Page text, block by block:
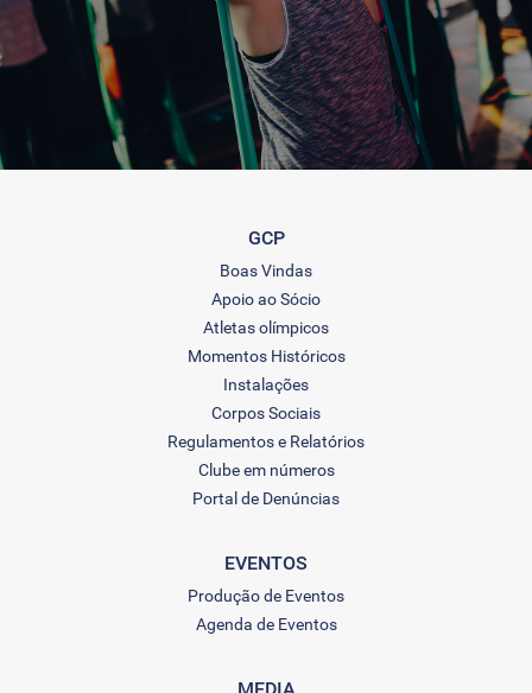
GCP
Boas Vindas
Apoio ao Sócio
Atletas olímpicos
Momentos Históricos
Instalações
Corpos Sociais
Regulamentos e Relatórios
Clube em números
Portal de Denúncias
EVENTOS
Produção de Eventos
Agenda de Eventos